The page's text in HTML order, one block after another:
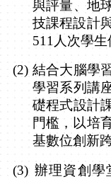
與評量、地
技課程設計
511 人次學生
(2) 結合大腦學
學習系列講
礎程式設計
門檻，以培
基數位創新
(3) 辦理資創學